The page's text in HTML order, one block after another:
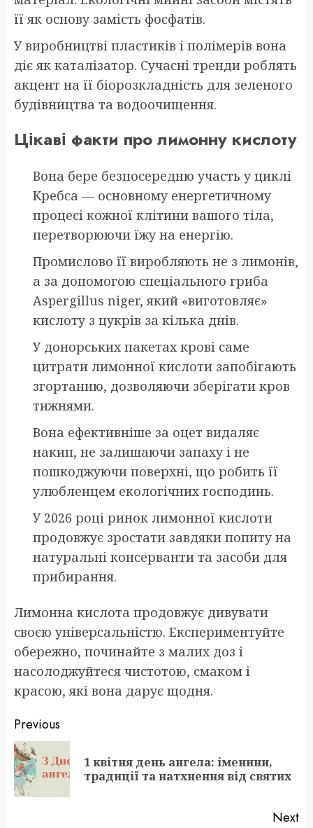
її як основу замість фосфатів.
У виробництві пластиків і полімерів вона
діє як каталізатор. Сучасні тренди роблять
акцент на її біорозкладність для зеленого
будівництва та водоочищення.
Цікаві факти про лимонну кислоту
Вона бере безпосередню участь у циклі
Кребса — основному енергетичному
процесі кожної клітини вашого тіла,
перетворюючи їжу на енергію.
Промислово її виробляють не з лимонів,
а за допомогою спеціального гриба
Aspergillus niger, який «виготовляє»
кислоту з цукрів за кілька днів.
У донорських пакетах крові саме
цитрати лимонної кислоти запобігають
згортанню, дозволяючи зберігати кров
тижнями.
Вона ефективніше за оцет видаляє
накип, не залишаючи запаху і не
пошкоджуючи поверхні, що робить її
улюбленцем екологічних господинь.
У 2026 році ринок лимонної кислоти
продовжує зростати завдяки попиту на
натуральні консерванти та засоби для
прибирання.
Лимонна кислота продовжує дивувати
своєю універсальністю. Експериментуйте
обережно, починайте з малих доз і
насолоджуйтеся чистотою, смаком і
красою, які вона дарує щодня.
Post
navigation
Previous
1 квітня день ангела: іменини,
традиції та натхнення від святих
Next